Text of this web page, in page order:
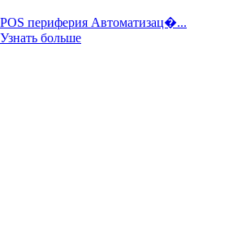
POS периферия Автоматизац�...
Узнать больше